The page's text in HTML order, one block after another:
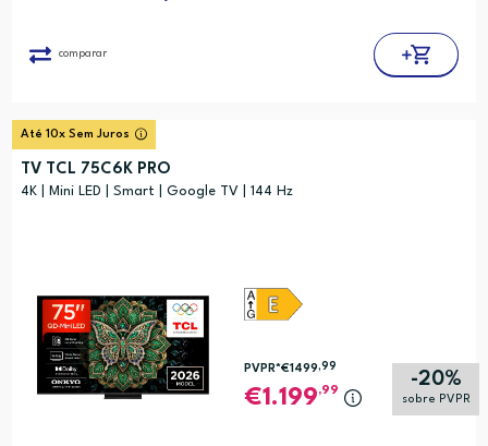
comparar
Até 10x Sem Juros
TV TCL 75C6K PRO
4K | Mini LED | Smart | Google TV | 144 Hz
-20%
sobre PVPR
PVPR*€1499 ,99
1.199,99